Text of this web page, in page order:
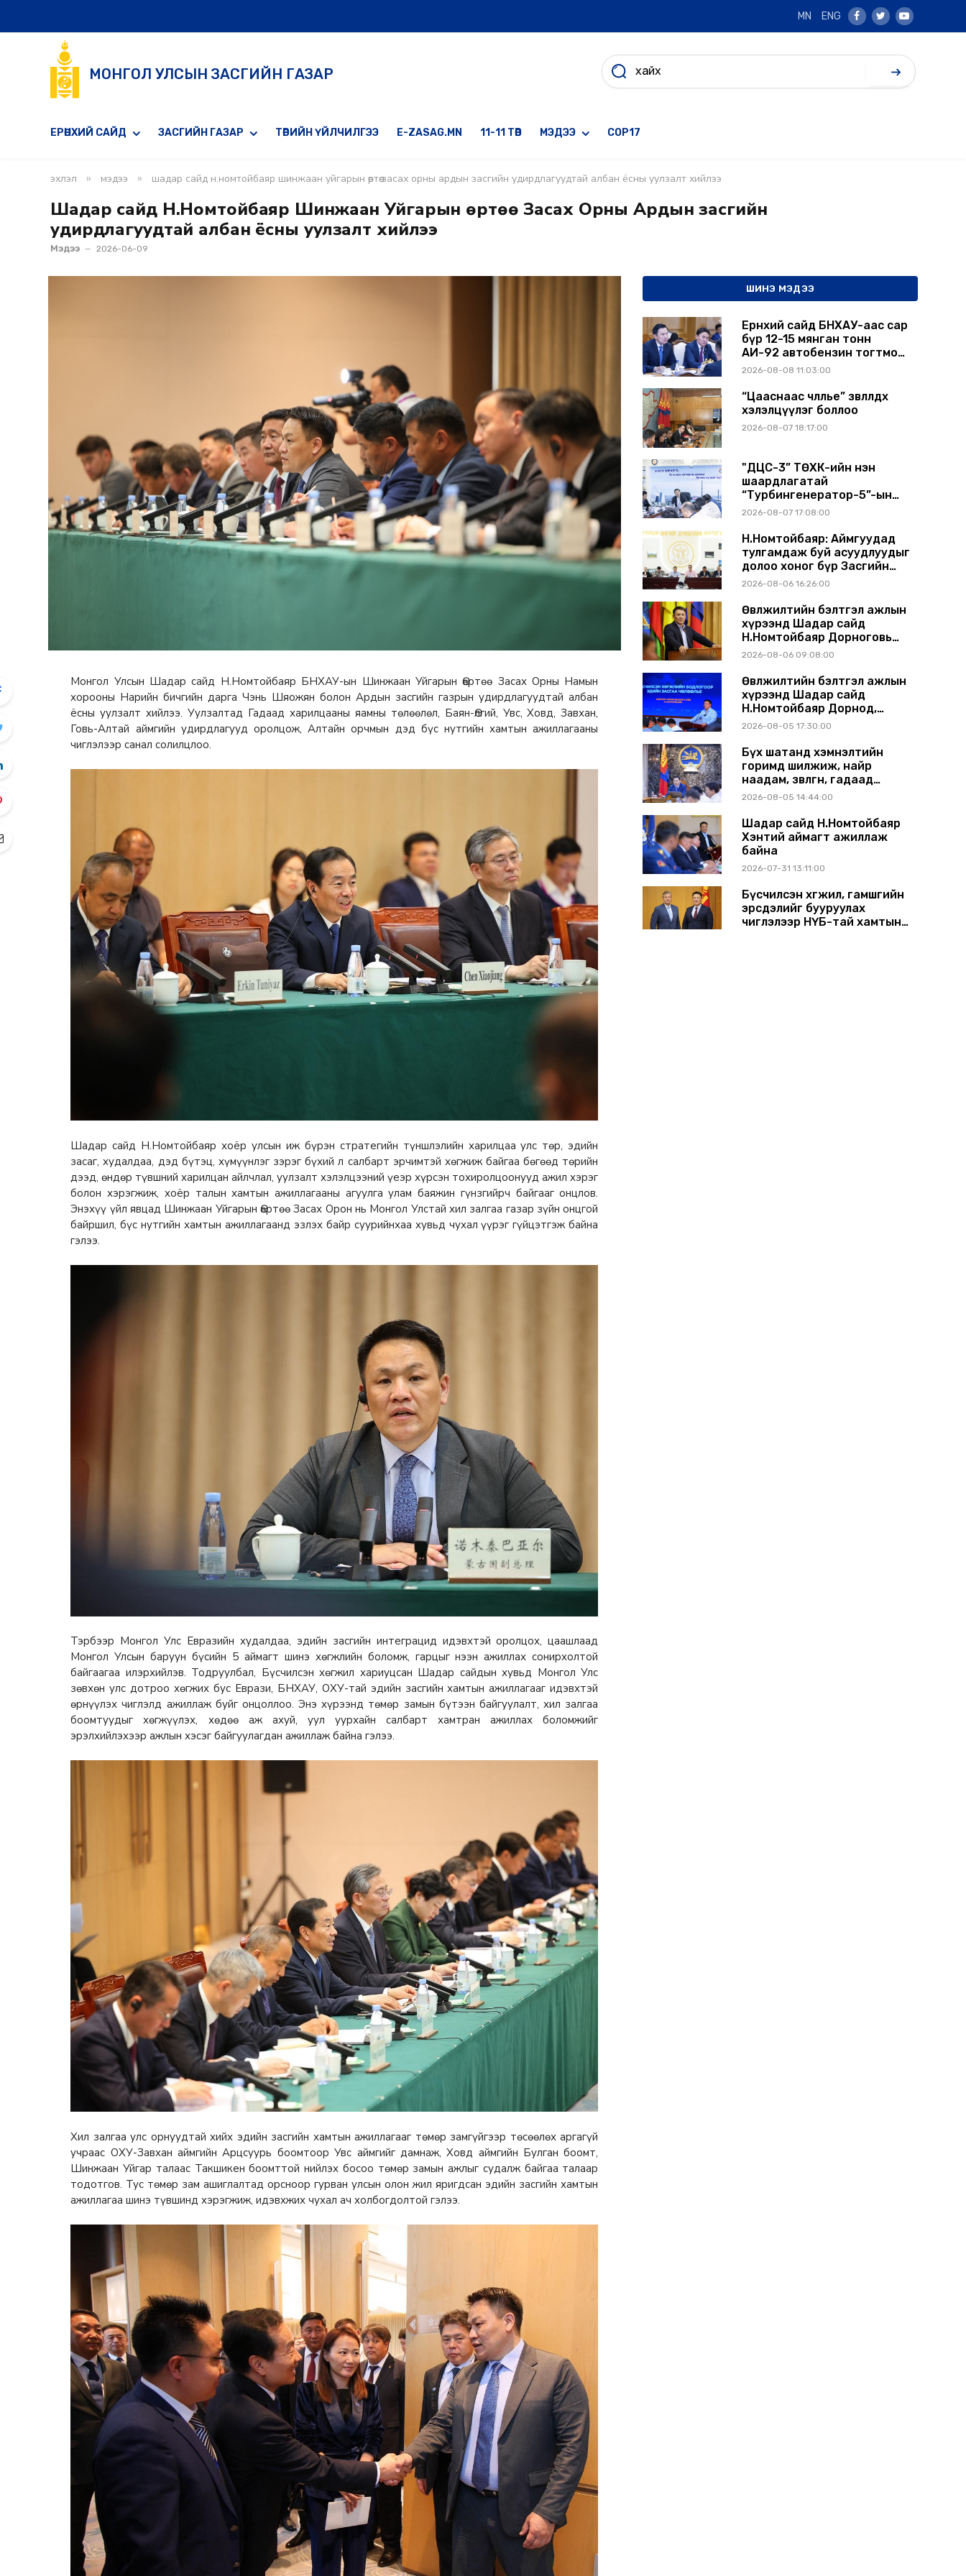
MN ENG
Facebook
TwitterYoutube
МОНГОЛ УЛСЫН ЗАСГИЙН ГАЗАР
ЕРӨНХИЙ САЙД ЗАСГИЙН ГАЗАР ТӨРИЙН ҮЙЛЧИЛГЭЭ E-ZASAG.MN 11-11 ТӨВ МЭДЭЭ COP17
эхлэл » мэдээ » шадар сайд н.номтойбаяр шинжаан уйгарын өөртөө засах орны ардын засгийн удирдлагуудтай албан ёсны уулзалт хийлээ
Шадар сайд Н.Номтойбаяр Шинжаан Уйгарын Өөртөө Засах Орны Ардын засгийн
удирдлагуудтай албан ёсны уулзалт хийлээ
Мэдээ 2026-06-09
Монгол Улсын Шадар сайд Н.Номтойбаяр БНХАУ-ын Шинжаан Уйгарын Өөртөө Засах Орны Намын
хорооны Нарийн бичгийн дарга Чэнь Шяожян болон Ардын засгийн газрын удирдлагуудтай албан
ёсны уулзалт хийлээ. Уулзалтад Гадаад харилцааны яамны төлөөлөл, Баян-Өлгий, Увс, Ховд, Завхан,
Говь-Алтай аймгийн удирдлагууд оролцож, Алтайн орчмын дэд бүс нутгийн хамтын ажиллагааны
чиглэлээр санал солилцлоо.
Шадар сайд Н.Номтойбаяр хоёр улсын иж бүрэн стратегийн түншлэлийн харилцаа улс төр, эдийн
засаг, худалдаа, дэд бүтэц, хүмүүнлэг зэрэг бүхий л салбарт эрчимтэй хөгжиж байгаа бөгөөд төрийн
дээд, өндөр түвшний харилцан айлчлал, уулзалт хэлэлцээний үеэр хүрсэн тохиролцоонууд ажил хэрэг
болон хэрэгжиж, хоёр талын хамтын ажиллагааны агуулга улам баяжин гүнзгийрч байгааг онцлов.
Энэхүү үйл явцад Шинжаан Уйгарын Өөртөө Засах Орон нь Монгол Улстай хил залгаа газар зүйн онцгой
байршил, бүс нутгийн хамтын ажиллагаанд эзлэх байр суурийнхаа хувьд чухал үүрэг гүйцэтгэж байна
гэлээ.
Тэрбээр Монгол Улс Евразийн худалдаа, эдийн засгийн интеграцид идэвхтэй оролцох, цаашлаад
Монгол Улсын баруун бүсийн 5 аймагт шинэ хөгжлийн боломж, гарцыг нээн ажиллах сонирхолтой
байгаагаа илэрхийлэв. Тодруулбал, Бүсчилсэн хөгжил хариуцсан Шадар сайдын хувьд Монгол Улс
зөвхөн улс дотроо хөгжих бус Еврази, БНХАУ, ОХУ-тай эдийн засгийн хамтын ажиллагааг идэвхтэй
өрнүүлэх чиглэлд ажиллаж буйг онцоллоо. Энэ хүрээнд төмөр замын бүтээн байгуулалт, хил залгаа
боомтуудыг хөгжүүлэх, хөдөө аж ахуй, уул уурхайн салбарт хамтран ажиллах боломжийг
эрэлхийлэхээр ажлын хэсэг байгуулагдан ажиллаж байна гэлээ.
Хил залгаа улс орнуудтай хийх эдийн засгийн хамтын ажиллагааг төмөр замгүйгээр төсөөлөх аргагүй
учраас ОХУ-Завхан аймгийн Арцсуурь боомтоор Увс аймгийг дамнаж, Ховд аймгийн Булган боомт,
Шинжаан Уйгар талаас Такшикен боомттой нийлэх босоо төмөр замын ажлыг судалж байгаа талаар
тодотгов. Тус төмөр зам ашиглалтад орсноор гурван улсын олон жил яригдсан эдийн засгийн хамтын
ажиллагаа шинэ түвшинд хэрэгжиж, идэвхжих чухал ач холбогдолтой гэлээ.
ШИНЭ МЭДЭЭ
Ерөнхий сайд БНХАУ-аас сар
бүр 12-15 мянган тонн
АИ-92 автобензин тогтмол
нийлүүлэх хүсэлт тавилаа
2026-08-08 11:03:00
“Цааснаас чөлөөлье” зөвлөлдөх
хэлэлцүүлэг боллоо
2026-08-07 18:17:00
"ДЦС-3” ТӨХК-ийн нэн
шаардлагатай
“Турбингенератор-5”-ын
шинэчлэлийн төсвийг
2026-08-07 17:08:00
Н.Номтойбаяр: Аймгуудад
тулгамдаж буй асуудлуудыг
долоо хоног бүр Засгийн
газрын хуралдаанд
2026-08-06 16:26:00
Өвөлжилтийн бэлтгэл ажлын
хүрээнд Шадар сайд
Н.Номтойбаяр Дорноговь
аймагт ажиллав
2026-08-06 09:08:00
Өвөлжилтийн бэлтгэл ажлын
хүрээнд Шадар сайд
Н.Номтойбаяр Дорнод,
Сүхбаатар аймагт ажиллав
2026-08-05 17:30:00
Бүх шатанд хэмнэлтийн
горимд шилжиж, найр
наадам, зөвлөгөөн, гадаад
томилолтыг хориглолоо
2026-08-05 14:44:00
Шадар сайд Н.Номтойбаяр
Хэнтий аймагт ажиллаж
байна
2026-07-31 13:11:00
Бүсчилсэн хөгжил, гамшгийн
эрсдэлийг бууруулах
чиглэлээр НҮБ-тай хамтын